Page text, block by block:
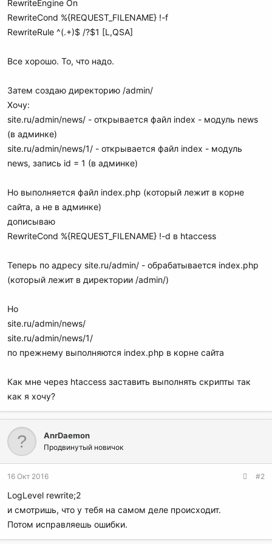
RewriteEngine On
RewriteCond %{REQUEST_FILENAME} !-f
RewriteRule ^(.+)$ /?$1 [L,QSA]
Все хорошо. То, что надо.
Затем создаю директорию /admin/
Хочу:
site.ru/admin/news/ - открывается файл index - модуль news
(в админке)
site.ru/admin/news/1/ - открывается файл index - модуль
news, запись id = 1 (в админке)
Но выполняется файл index.php (который лежит в корне
сайта, а не в админке)
дописываю
RewriteCond %{REQUEST_FILENAME} !-d в htaccess
Теперь по адресу site.ru/admin/ - обрабатывается index.php
(который лежит в директории /admin/)
Но
site.ru/admin/news/
site.ru/admin/news/1/
по прежнему выполняются index.php в корне сайта
Как мне через htaccess заставить выполнять скрипты так
как я хочу?
AnrDaemon
Продвинутый новичок
16 Окт 2016 #2
LogLevel rewrite;2
и смотришь, что у тебя на самом деле происходит.
Потом исправляешь ошибки.